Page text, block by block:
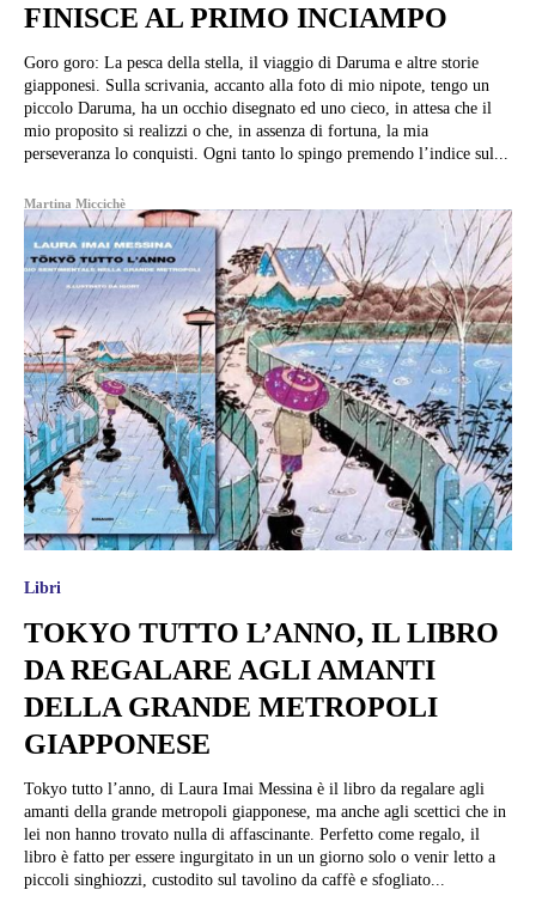
FINISCE AL PRIMO INCIAMPO
Goro goro: La pesca della stella, il viaggio di Daruma e altre storie
giapponesi. Sulla scrivania, accanto alla foto di mio nipote, tengo un
piccolo Daruma, ha un occhio disegnato ed uno cieco, in attesa che il
mio proposito si realizzi o che, in assenza di fortuna, la mia
perseveranza lo conquisti. Ogni tanto lo spingo premendo l’indice sul...
Martina Miccichè
Libri
TOKYO TUTTO L’ANNO, IL LIBRO
DA REGALARE AGLI AMANTI
DELLA GRANDE METROPOLI
GIAPPONESE
Tokyo tutto l’anno, di Laura Imai Messina è il libro da regalare agli
amanti della grande metropoli giapponese, ma anche agli scettici che in
lei non hanno trovato nulla di affascinante. Perfetto come regalo, il
libro è fatto per essere ingurgitato in un un giorno solo o venir letto a
piccoli singhiozzi, custodito sul tavolino da caffè e sfogliato...